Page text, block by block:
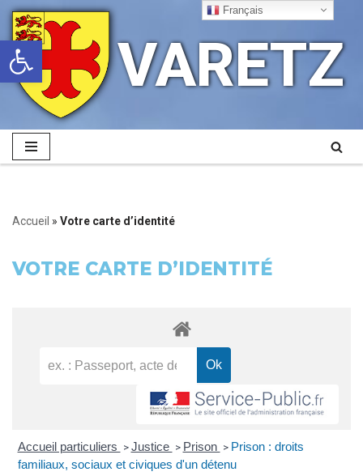
Ouvrir la barre d’outils
Aller
au
contenu
VARETZ
Accueil » Votre carte d’identité
VOTRE CARTE D’IDENTITÉ
Accueil particuliers > Justice > Prison > Prison : droits
familiaux, sociaux et civiques d'un détenu
Français